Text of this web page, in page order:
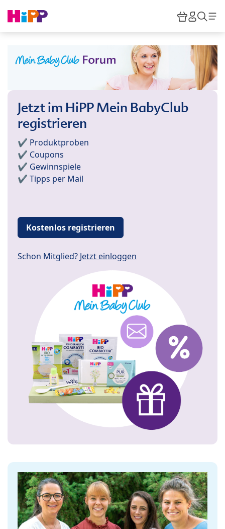
HiPP
Jetzt im HiPP Mein BabyClub
registrieren
✔️ Produktproben
✔️ Coupons
✔️ Gewinnspiele
✔️ Tipps per Mail
Kostenlos registrieren
Schon Mitglied? Jetzt einloggen